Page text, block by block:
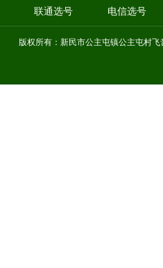
联通选号 电信选号
版权所有：新民市公主屯镇公主屯村